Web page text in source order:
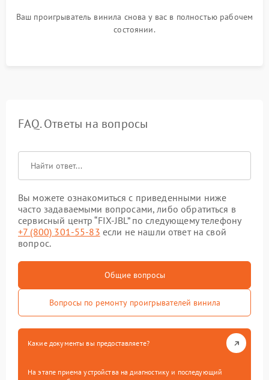
Ваш проигрыватель винила снова у вас в полностью рабочем
состоянии.
FAQ. Ответы на вопросы
Вы можете ознакомиться с приведенными ниже
часто задаваемыми вопросами, либо обратиться в
сервисный центр “FIX-JBL” по следующему телефону
+7 (800) 301-55-83 если не нашли ответ на свой
вопрос.
Общие вопросы
Вопросы по ремонту проигрывателей винила
Какие документы вы предоставляете?
На этапе приема устройства на диагностику и последующий